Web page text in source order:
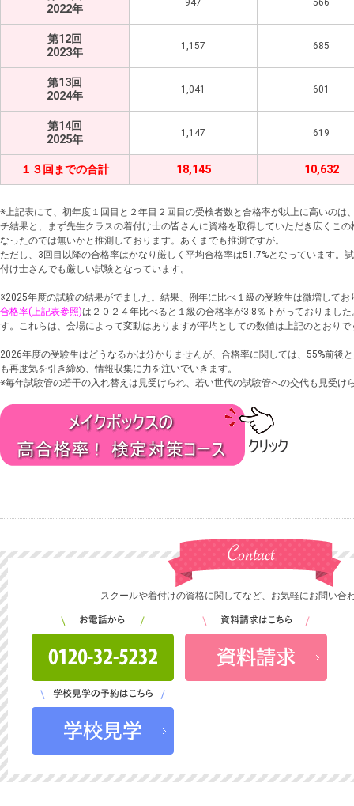
2022年
947 566
第12回
2023年
1,157 685
第13回
2024年
1,041 601
第14回
2025年
1,147 619
１３回までの合計 18,145 10,632
※上記表にて、初年度１回目と２年目２回目の受検者数と合格率が以上に高いのは
チ結果と、まず先生クラスの着付け士の皆さんに資格を取得していただき広くこ
なったのでは無いかと推測しております。あくまでも推測ですが。
ただし、3回目以降の合格率はかなり厳しく平均合格率は51.7%となっています。
付け士さんでも厳しい試験となっています。
※2025年度の試験の結果がでました。結果、例年に比べ１級の受験生は微増してお
合格率(上記表参照)は２０２４年比べると１級の合格率が3.8％下がっておりまし
す。これらは、会場によって変動はありますが平均としての数値は上記のとおりで
2026年度の受験生はどうなるかは分かりませんが、合格率に関しては、55%前後
も再度気を引き締め、情報収集に力を注いでいきます。
※毎年試験管の若干の入れ替えは見受けられ、若い世代の試験管への交代も見受け
スクールや着付けの資格に関してなど、お気軽にお問い合